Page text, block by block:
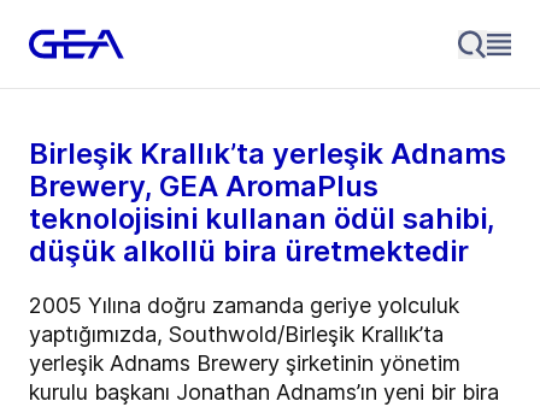
Birleşik Krallık’ta yerleşik Adnams
Brewery, GEA AromaPlus
teknolojisini kullanan ödül sahibi,
düşük alkollü bira üretmektedir
2005 Yılına doğru zamanda geriye yolculuk
yaptığımızda, Southwold/Birleşik Krallık’ta
yerleşik Adnams Brewery şirketinin yönetim
kurulu başkanı Jonathan Adnams’ın yeni bir bira